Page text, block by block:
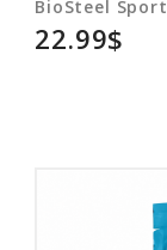
BioSteel Sport
22.99$